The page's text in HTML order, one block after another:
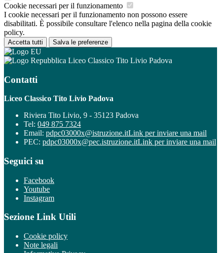
Cookie necessari per il funzionamento
I cookie necessari per il funzionamento non possono essere
disabilitati. È possibile consultare l'elenco nella pagina della cookie
policy.
Accetta tutti Salva le preferenze
Liceo Classico Tito Livio Padova
Contatti
Liceo Classico Tito Livio Padova
Riviera Tito Livio, 9 - 35123 Padova
Tel: 049 875 7324
Email: pdpc03000x@istruzione.itLink per inviare una mail
PEC: pdpc03000x@pec.istruzione.itLink per inviare una mail
Seguici su
Facebook
Youtube
Instagram
Sezione Link Utili
Cookie policy
Note legali